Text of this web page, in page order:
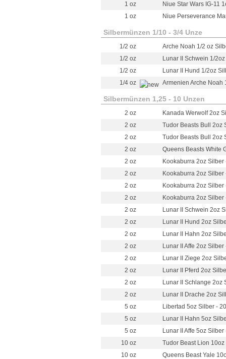
1 oz
Niue Star Wars IG-11
1 oz
Niue Perseverance
Silbermünzen 1/10 - 3/4 Unze
1/2 oz
Arche Noah 1/2 oz
1/2 oz
Lunar II Schwein 1/
1/2 oz
Lunar II Hund 1/2oz
1/4 oz
Armenien Arche Noah
Silbermünzen 1,25 - 10 Unzen
2 oz
Kanada Werwolf 2oz
2 oz
Tudor Beasts Bull 2oz
2 oz
Tudor Beasts Bull 2oz
2 oz
Queens Beasts White
2 oz
Kookaburra 2oz Silber
2 oz
Kookaburra 2oz Silber
2 oz
Kookaburra 2oz Silber
2 oz
Kookaburra 2oz Silber
2 oz
Lunar II Schwein 2oz
2 oz
Lunar II Hund 2oz
2 oz
Lunar II Hahn 2oz
2 oz
Lunar II Affe 2oz Silber
2 oz
Lunar II Ziege 2oz
2 oz
Lunar II Pferd 2oz
2 oz
Lunar II Schlange 2oz
2 oz
Lunar II Drache 2oz
5 oz
Libertad 5oz Silber -
5 oz
Lunar II Hahn 5oz
5 oz
Lunar II Affe 5oz Silber
10 oz
Tudor Beast Lion
10 oz
Queens Beast Yale